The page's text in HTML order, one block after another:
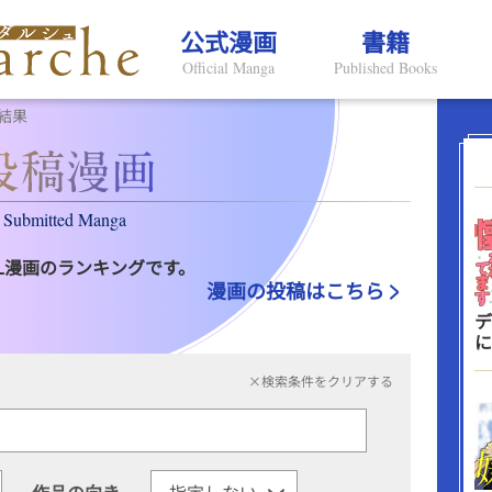
公式漫画
Official Manga
書籍
Published Books
果
Submitted Manga
画のランキングです。
漫画の投稿はこちら
×検索条件をクリアする